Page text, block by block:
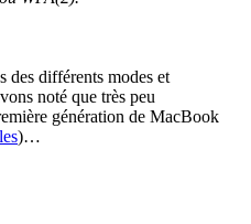
des différents modes et
noté que très peu
génération de MacBook
)…